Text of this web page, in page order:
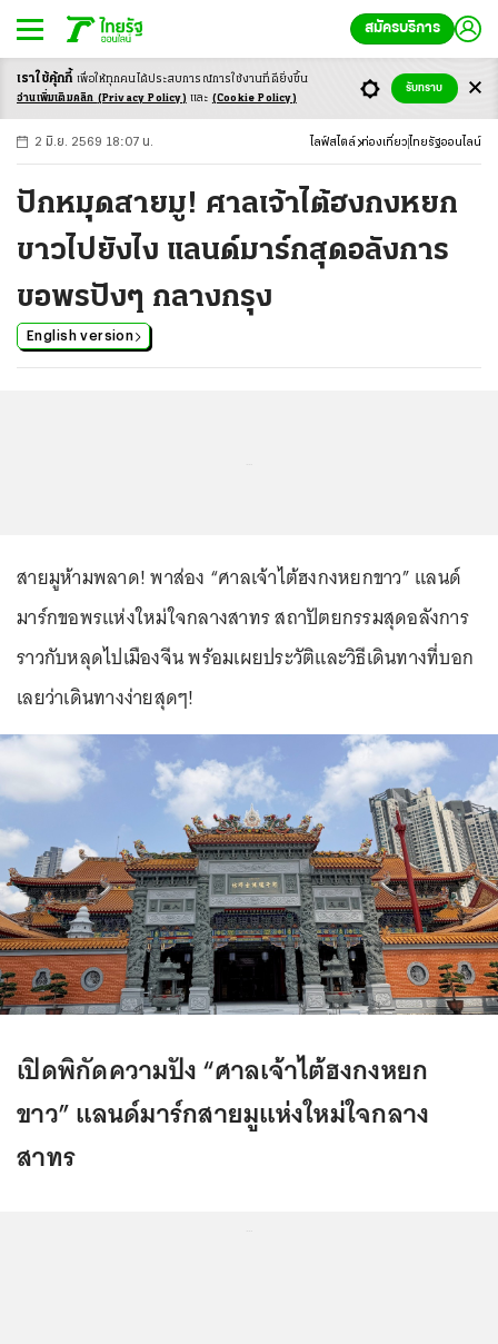
สมัครบริการ
-ก ก ก+
2 มิ.ย. 2569 18:07 น. ไลฟ์สไตล์ ท่องเที่ยว ไทยรัฐออนไลน์
ปักหมุดสายมู! ศาลเจ้าไต้ฮงกงหยก
ขาวไปยังไง แลนด์มาร์กสุดอลังการ
ขอพรปังๆ กลางกรุง
English version
สายมูห้ามพลาด! พาส่อง “ศาลเจ้าไต้ฮงกงหยกขาว” แลนด์
มาร์กขอพรแห่งใหม่ใจกลางสาทร สถาปัตยกรรมสุดอลังการ
ราวกับหลุดไปเมืองจีน พร้อมเผยประวัติและวิธีเดินทางที่บอก
เลยว่าเดินทางง่ายสุดๆ!
เปิดพิกัดความปัง “ศาลเจ้าไต้ฮงกงหยก
ขาว” แลนด์มาร์กสายมูแห่งใหม่ใจกลาง
สาทร
เราใช้คุ้กกี้ เพื่อให้ทุกคนได้ประสบการณ์การใช้งานที่ดียิ่งขึ้น
อ่านเพิ่มเติมคลิก (Privacy Policy) และ (Cookie Policy)
รับทราบ